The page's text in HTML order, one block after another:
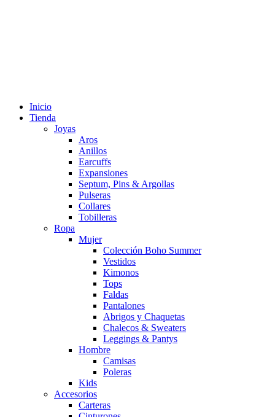
Inicio
Tienda
Joyas
Aros
Anillos
Earcuffs
Expansiones
Septum, Pins & Argollas
Pulseras
Collares
Tobilleras
Ropa
Mujer
Colección Boho Summer
Vestidos
Kimonos
Tops
Faldas
Pantalones
Abrigos y Chaquetas
Chalecos & Sweaters
Leggings & Pantys
Hombre
Camisas
Poleras
Kids
Accesorios
Carteras